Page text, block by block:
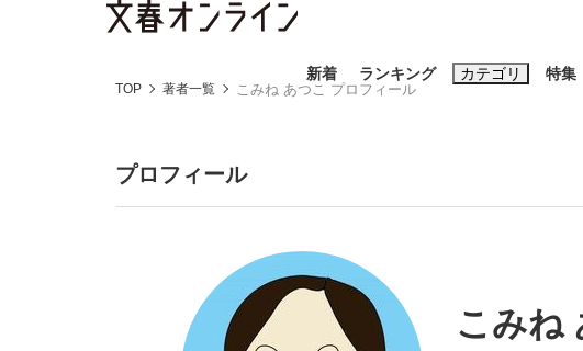
新着 ランキング カテゴリ 特集
おすすめのキーワード
#玉木雄一郎
TOP 著者一覧 こみね あつこ プロフィール
プロフィール
こみね